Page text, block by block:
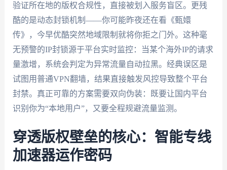
验证所在地的版权合规性，直接被划入服务盲区。更残
酷的是动态封锁机制——你可能昨夜还在看《甄嬛
传》，今早优酷突然地域限制就将你拒之门外。这种毫
无预警的IP封锁源于平台实时监控：当某个海外IP的请求
量激增，系统会判定为异常流量自动拉黑。经典误区是
试图用普通VPN翻墙，结果直接触发风控导致整个平台
封禁。真正可靠的方案需要双向伪装：既要让国内平台
识别你为“本地用户”，又要全程规避流量监测。
穿透版权壁垒的核心：智能专线
加速器运作密码